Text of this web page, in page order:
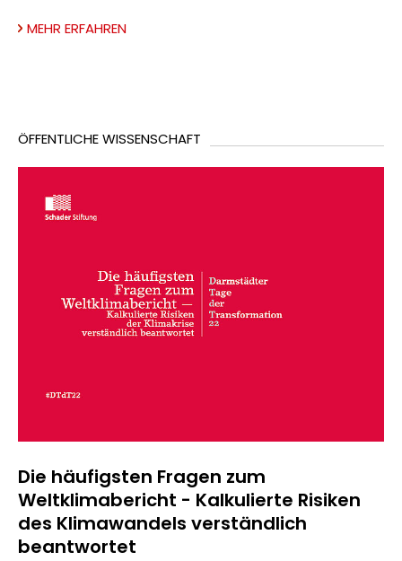
MEHR ERFAHREN
ÖFFENTLICHE WISSENSCHAFT
Die häufigsten Fragen zum
Weltklimabericht - Kalkulierte Risiken
des Klimawandels verständlich
beantwortet